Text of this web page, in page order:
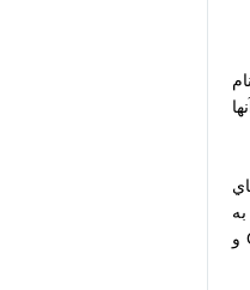
نوع سيستم عامل آنها مربوط است كه براي سرور هاست ويندوز از سيستم عامل ويندوز سرور و براي سرور هاست لينوكس از توزيع هاي لينوكس مانند CentOS و